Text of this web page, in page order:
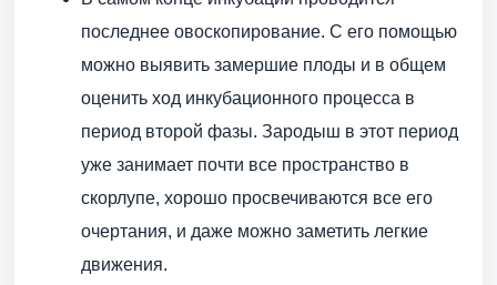
последнее овоскопирование. С его помощью
можно выявить замершие плоды и в общем
оценить ход инкубационного процесса в
период второй фазы. Зародыш в этот период
уже занимает почти все пространство в
скорлупе, хорошо просвечиваются все его
очертания, и даже можно заметить легкие
движения.